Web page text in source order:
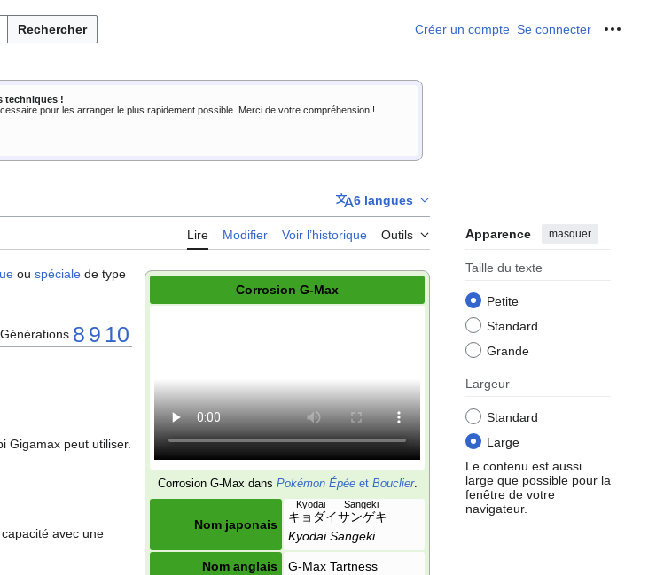
Rechercher Créer un compte Se connecter Outils
techniques !
pour les arranger le plus rapidement possible. Merci de votre compréhension !
6 langues
Lire Modifier Voir l’historique Outils Apparence masquer
Taille du texte
Petite
Standard
Grande
Largeur
Standard
Large
Le contenu est aussi
large que possible pour la
fenêtre de votre
navigateur.
Corrosion G-Max
Corrosion G-Max dans Pokémon Épéeet Bouclier.
Nom japonais
キョダイサンゲキ
Kyodai Sangeki
Kyodai Sangeki
Nom anglais G-Max Tartness
ou spéciale de type
Générations 8 9 10
Gigamax peut utiliser.
avec une